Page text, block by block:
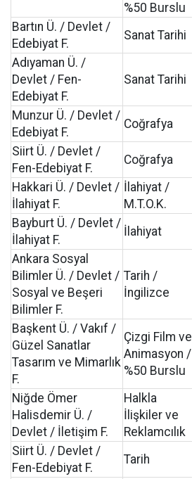
%50 Burslu
Bartın Ü. / Devlet /
Edebiyat F.
Sanat Tarihi
Adıyaman Ü. /
Devlet / Fen-
Edebiyat F.
Sanat Tarihi
Munzur Ü. / Devlet /
Edebiyat F.
Coğrafya
Siirt Ü. / Devlet /
Fen-Edebiyat F.
Coğrafya
Hakkari Ü. / Devlet /
İlahiyat F.
İlahiyat /
M.T.O.K.
Bayburt Ü. / Devlet /
İlahiyat F.
İlahiyat
Ankara Sosyal
Bilimler Ü. / Devlet /
Sosyal ve Beşeri
Bilimler F.
Tarih /
İngilizce
Başkent Ü. / Vakıf /
Güzel Sanatlar
Tasarım ve Mimarlık
F.
Çizgi Film ve
Animasyon /
%50 Burslu
Niğde Ömer
Halisdemir Ü. /
Devlet / İletişim F.
Halkla
İlişkiler ve
Reklamcılık
Siirt Ü. / Devlet /
Fen-Edebiyat F.
Tarih